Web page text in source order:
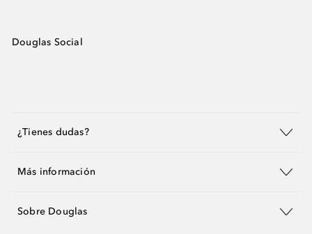
Douglas Social
¿Tienes dudas?
Más información
Sobre Douglas